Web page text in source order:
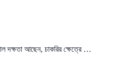
দক্ষতা আছেন, চাকরির ক্ষেত্রে …